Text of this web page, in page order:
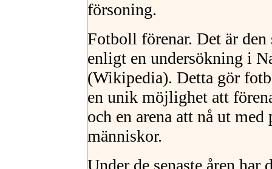
försoning.
Fotboll förenar. Det är
enligt en undersökning i
(Wikipedia). Detta gör
en unik möjlighet att
och en arena att nå ut
människor.
Under de senaste åren